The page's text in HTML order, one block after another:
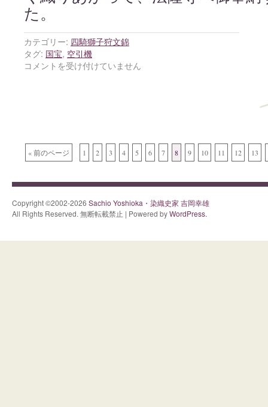
た。
カテゴリー: 四騎獅子狩文錦
タグ: 国宝, 空引機
コメントを受け付けていません
« 前のページ 1 2 3 4 5 6 7 8 9 10 11 12 13
Copyright ©2002-2026 Sachio Yoshioka・染織史家 吉岡幸雄
All Rights Reserved. 無断転載禁止 | Powered byWordPress.